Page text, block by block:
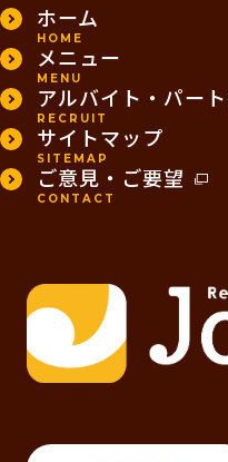
ホーム
HOME
メニュー
MENU
アルバイト・パー
RECRUIT
サイトマップ
SITEMAP
ご意見・ご要望
CONTACT